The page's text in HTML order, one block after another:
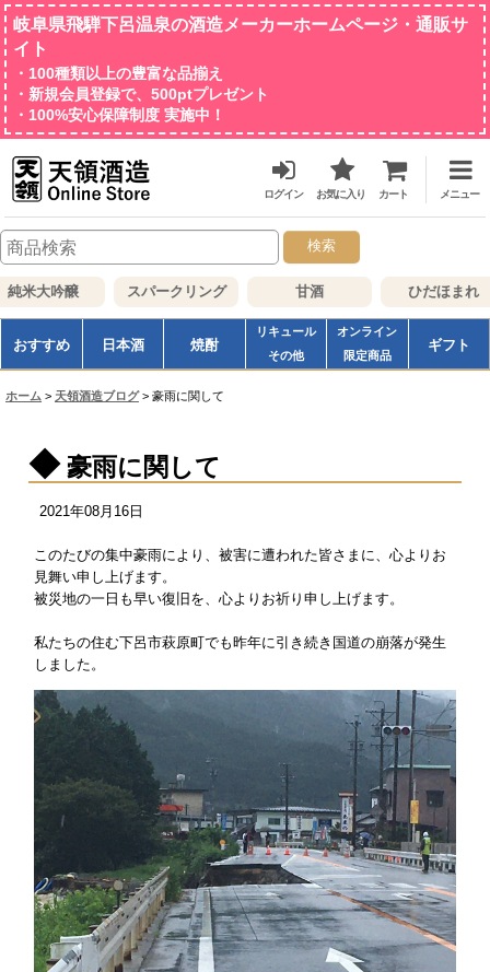
岐阜県飛騨下呂温泉の酒造メーカーホームページ・通販サ
イト
・100種類以上の豊富な品揃え
・新規会員登録で、500ptプレゼント
・100%安心保障制度 実施中！
ログイン お気に入り カート メニュー
検索
米大吟醸 スパークリング 甘酒 ひだほまれ
おすすめ 日本酒 焼酎
リキュール
その他
オンライン
限定商品
ギフト
ホーム > 天領酒造ブログ > 豪雨に関して
豪雨に関して
2021年08 月 16 日
このたびの集中豪雨により、被害に遭われた皆さまに、心よりお
見舞い申し上げます。
被災地の一日も早い復旧を、心よりお祈り申し上げます。
私たちの住む下呂市萩原町でも昨年に引き続き国道の崩落が発生
しました。